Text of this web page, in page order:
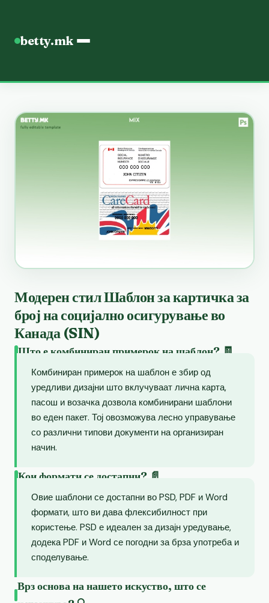
betty.mk
Модерен стил Шаблон за картичка за
број на социјално осигурување во
Канада (SIN)
Што е комбиниран примерок на шаблон? 🧾
Комбиниран примерок на шаблон е збир од
уредливи дизајни што вклучуваат лична карта,
пасош и возачка дозвола комбинирани шаблони
во еден пакет. Тој овозможува лесно управување
со различни типови документи на организиран
начин.
Кои формати се достапни? 📄
Овие шаблони се достапни во PSD, PDF и Word
формати, што ви дава флексибилност при
користење. PSD е идеален за дизајн уредување,
додека PDF и Word се погодни за брза употреба и
споделување.
Врз основа на нашето искуство, што се